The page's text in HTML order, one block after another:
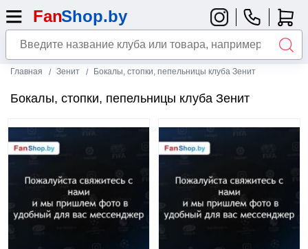
Главная Зенит Бокалы, стопки, пепельницы клуба Зенит
Бокалы, стопки, пепельницы клуба Зенит